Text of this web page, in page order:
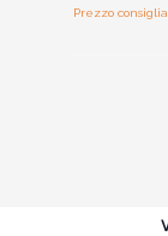
Prezzo